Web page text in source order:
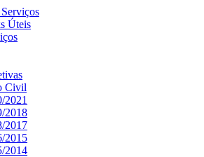
Úteis
Civil
2021
2018
2017
2015
2014